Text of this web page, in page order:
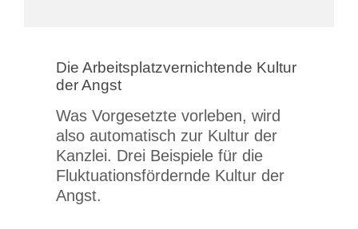
Die Arbeitsplatzvernichtende Kultur
der Angst
Was Vorgesetzte vorleben, wird
also automatisch zur Kultur der
Kanzlei. Drei Beispiele für die
Fluktuationsfördernde Kultur der
Angst.